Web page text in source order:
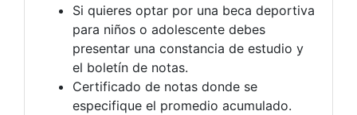
Si quieres optar por una beca deportiva
para niños o adolescente debes
presentar una constancia de estudio y
el boletín de notas.
Certificado de notas donde se
especifique el promedio acumulado.